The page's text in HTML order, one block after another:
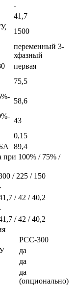
-
41,7
1500
переменный 3-
хфазный
первая
75,5
58,6
43
0,15
89,4
при 100% / 75% /
/ 225 / 150
/ 42 / 40,2
/ 42 / 40,2
PCC-300
да
да
да
(опционально)